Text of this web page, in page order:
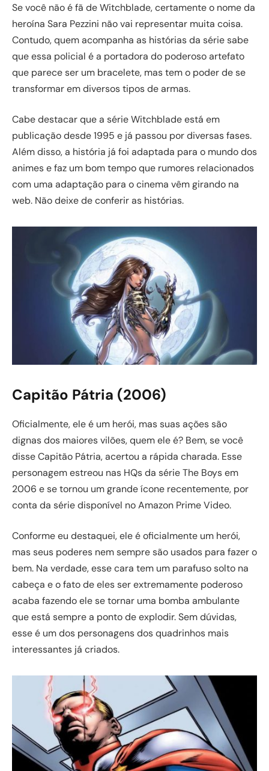
Se você não é fã de Witchblade, certamente o nome da
heroína Sara Pezzini não vai representar muita coisa.
Contudo, quem acompanha as histórias da série sabe
que essa policial é a portadora do poderoso artefato
que parece ser um bracelete, mas tem o poder de se
transformar em diversos tipos de armas.
Cabe destacar que a série Witchblade está em
publicação desde 1995 e já passou por diversas fases.
Além disso, a história já foi adaptada para o mundo dos
animes e faz um bom tempo que rumores relacionados
com uma adaptação para o cinema vêm girando na
web. Não deixe de conferir as histórias.
Capitão Pátria (2006)
Oficialmente, ele é um herói, mas suas ações são
dignas dos maiores vilões, quem ele é? Bem, se você
disse Capitão Pátria, acertou a rápida charada. Esse
personagem estreou nas HQs da série The Boys em
2006 e se tornou um grande ícone recentemente, por
conta da série disponível no Amazon Prime Video.
Conforme eu destaquei, ele é oficialmente um herói,
mas seus poderes nem sempre são usados para fazer o
bem. Na verdade, esse cara tem um parafuso solto na
cabeça e o fato de eles ser extremamente poderoso
acaba fazendo ele se tornar uma bomba ambulante
que está sempre a ponto de explodir. Sem dúvidas,
esse é um dos personagens dos quadrinhos mais
interessantes já criados.